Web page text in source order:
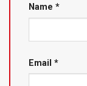
Name *
Email *